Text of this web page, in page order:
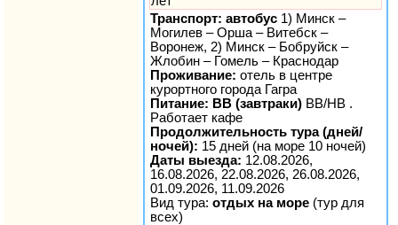
Транспорт: автобус 1) Минск –
Могилев – Орша – Витебск –
Воронеж, 2) Минск – Бобруйск –
Жлобин – Гомель – Краснодар
Проживание: отель в центре
курортного города Гагра
Питание: BB (завтраки) ВВ/НВ .
Работает кафе
Продолжительность тура (дней/
ночей): 15 дней (на море 10 ночей)
Даты выезда: 12.08.2026,
16.08.2026, 22.08.2026, 26.08.2026,
01.09.2026, 11.09.2026
Вид тура: отдых на море (тур для
всех)